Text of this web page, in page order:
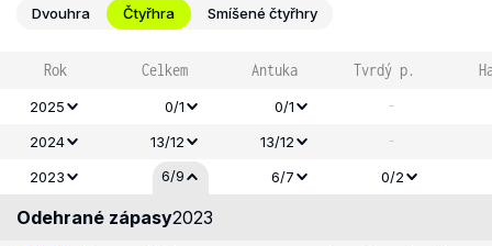
Dvouhra Čtyřhra Smíšené čtyřhry
Rok Celkem Antuka Tvrdý p.
2025 0/1 0/1 -
2024 13/12 13/12 -
2023 6/9 6/7 0/2
Odehrané zápasy2023